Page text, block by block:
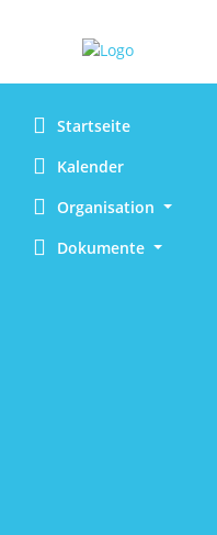
Startseite
Kalender
Organisation
Dokumente